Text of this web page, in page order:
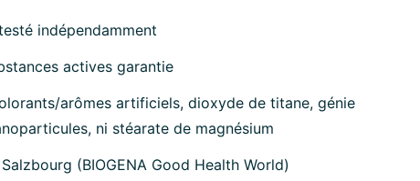
indépendamment
actives garantie
arômes artificiels, dioxyde de titane, génie
ni stéarate de magnésium
(BIOGENA Good Health World)